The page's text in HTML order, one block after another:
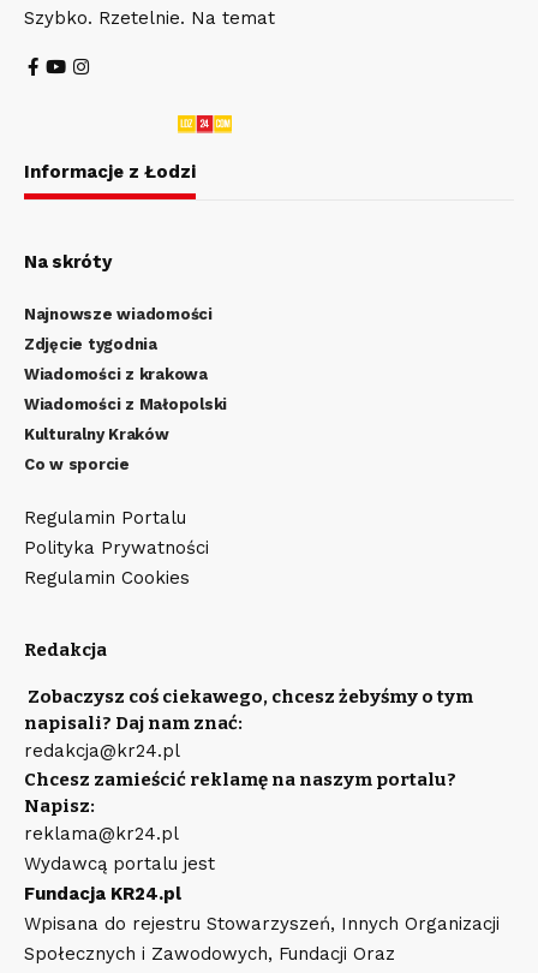
Szybko. Rzetelnie. Na temat
Informacje z Łodzi
Na skróty
Najnowsze wiadomości
Zdjęcie tygodnia
Wiadomości z krakowa
Wiadomości z Małopolski
Kulturalny Kraków
Co w sporcie
Regulamin Portalu
Polityka Prywatności
Regulamin Cookies
Redakcja
Zobaczysz coś ciekawego, chcesz żebyśmy o tym
napisali? Daj nam znać:
redakcja@kr24.pl
Chcesz zamieścić reklamę na naszym portalu?
Napisz:
reklama@kr24.pl
Wydawcą portalu jest
Fundacja KR24.pl
Wpisana do rejestru Stowarzyszeń, Innych Organizacji
Społecznych i Zawodowych, Fundacji Oraz